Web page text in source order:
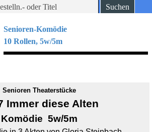
Suchen
Senioren-Komödie
10 Rollen, 5w/5m
Senioren Theaterstücke
Immer diese Alten
Komödie 5w/5m